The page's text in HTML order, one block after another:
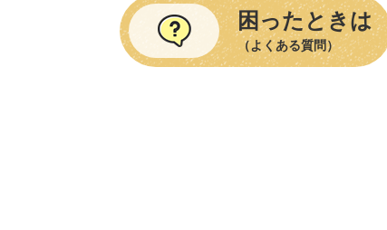
困ったときは
（よくある質問）